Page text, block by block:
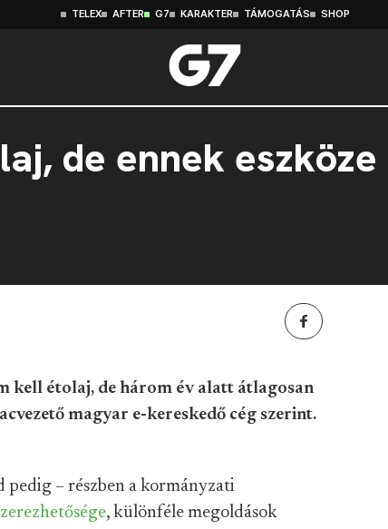
TELEX AFTER G7 KARAKTER TÁMOGATÁS SHOP
de ennek eszköze
kell étolaj, de három év alatt átlagosan
magyar e-kereskedő cég szerint.
pedig – részben a kormányzati
, különféle megoldások